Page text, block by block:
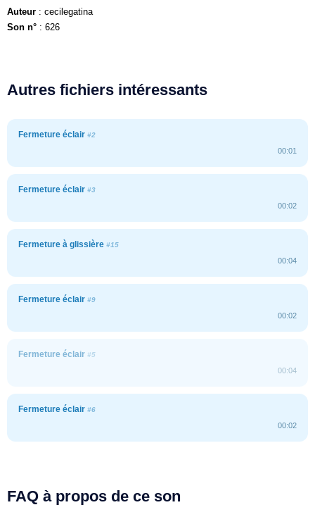
Auteur : cecilegatina
Son n° : 626
Autres fichiers intéressants
Fermeture éclair #2
00:01
Fermeture éclair #3
00:02
Fermeture à glissière #15
00:04
Fermeture éclair #9
00:02
Fermeture éclair #5
00:04
Fermeture éclair #6
00:02
FAQ à propos de ce son